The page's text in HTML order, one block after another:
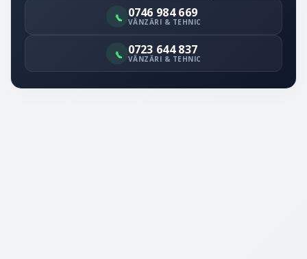
0746 984 669
VÂNZĂRI & TEHNIC
0723 644 837
VÂNZĂRI & TEHNIC